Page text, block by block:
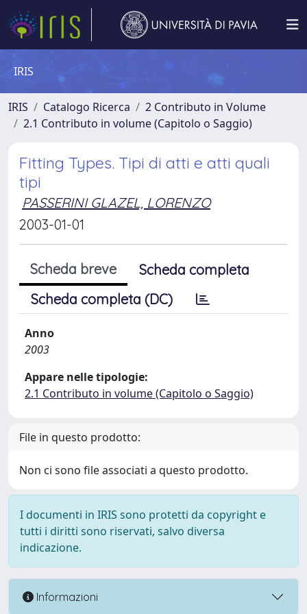
IRIS
IRIS Catalogo Ricerca
2 Contributo in Volume
2.1 Contributo in volume (Capitolo o Saggio)
Fitting Types. Tipi di atti e atti quali
tipi
PASSERINI GLAZEL, LORENZO
2003-01-01
Scheda breve
Scheda completa
Scheda completa (DC)
Anno
2003
Appare nelle tipologie:
2.1 Contributo in volume (Capitolo o Saggio)
File in questo prodotto:
Non ci sono file associati a questo prodotto.
I documenti in IRIS sono protetti da copyright e
tutti i diritti sono riservati, salvo diversa
indicazione.
Informazioni